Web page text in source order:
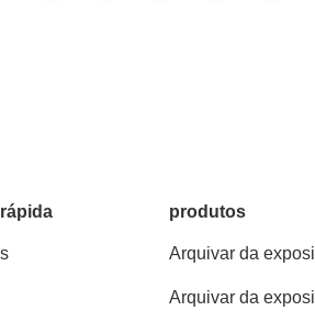
produtos
Arquivar da
Arquivar da